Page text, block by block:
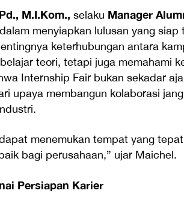
M.I.Kom., selaku Manager
menyiapkan lulusan yang siap
keterhubungan antara
teori, tetapi juga memahami
Internship Fair bukan sekadar
upaya membangun kolaborasi
menemukan tempat yang
bagi perusahaan,” ujar Maichel.
Persiapan Karier